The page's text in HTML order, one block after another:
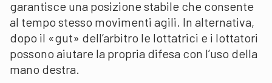
garantisce una posizione stabile che consente
al tempo stesso movimenti agili. In alternativa,
dopo il «gut» dell’arbitro le lottatrici e i lottatori
possono aiutare la propria difesa con l’uso della
mano destra.